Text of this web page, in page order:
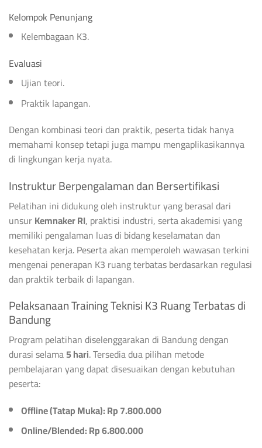
Kelompok Penunjang
Kelembagaan K3.
Evaluasi
Ujian teori.
Praktik lapangan.
Dengan kombinasi teori dan praktik, peserta tidak hanya
memahami konsep tetapi juga mampu mengaplikasikannya
di lingkungan kerja nyata.
Instruktur Berpengalaman dan Bersertifikasi
Pelatihan ini didukung oleh instruktur yang berasal dari
unsurKemnaker RI, praktisi industri, serta akademisi yang
memiliki pengalaman luas di bidang keselamatan dan
kesehatan kerja. Peserta akan memperoleh wawasan terkini
mengenai penerapan K3 ruang terbatas berdasarkan regulasi
dan praktik terbaik di lapangan.
Pelaksanaan Training Teknisi K3 Ruang Terbatas di
Bandung
Program pelatihan diselenggarakan di Bandung dengan
durasi selama5 hari. Tersedia dua pilihan metode
pembelajaran yang dapat disesuaikan dengan kebutuhan
peserta:
Offline (Tatap Muka): Rp 7.800.000
Online/Blended: Rp 6.800.000